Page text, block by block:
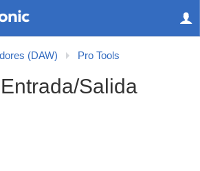
(DAW) Pro Tools
Salida